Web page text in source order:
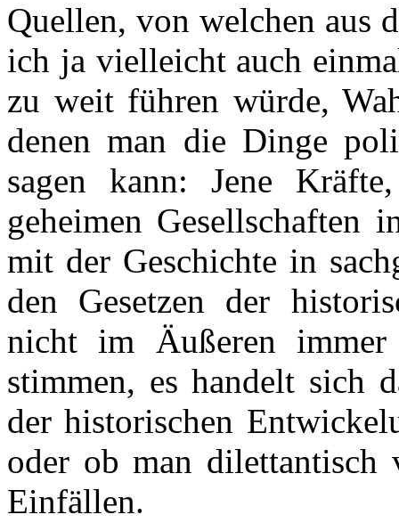
Quellen, von welchen aus
ich ja vielleicht auch
zu weit führen würde,
denen man die Dinge
sagen kann: Jene
geheimen Gesellschaften
mit der Geschichte in
den Gesetzen der
nicht im Äußeren
stimmen, es handelt sich
der historischen
oder ob man
Einfällen.